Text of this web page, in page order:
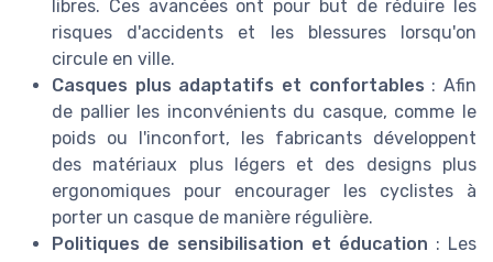
libres. Ces avancées ont pour but de réduire les
risques d'accidents et les blessures lorsqu'on
circule en ville.
Casques plus adaptatifs et confortables : Afin
de pallier les inconvénients du casque, comme le
poids ou l'inconfort, les fabricants développent
des matériaux plus légers et des designs plus
ergonomiques pour encourager les cyclistes à
porter un casque de manière régulière.
Politiques de sensibilisation et éducation : Les